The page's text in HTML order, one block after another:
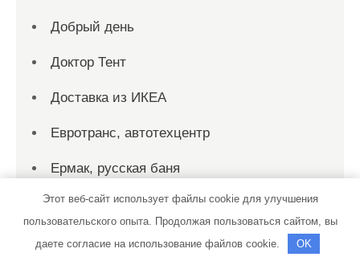
Добрый день
Доктор Тент
Доставка из ИКЕА
Евротранс, автотехцентр
Ермак, русская баня
Жемчужина Урала, санаторий-загородный
комплекс отдыха и здоровья
Этот веб-сайт использует файлы cookie для улучшения
пользовательского опыта. Продолжая пользоваться сайтом, вы
даете согласие на использование файлов cookie.
OK